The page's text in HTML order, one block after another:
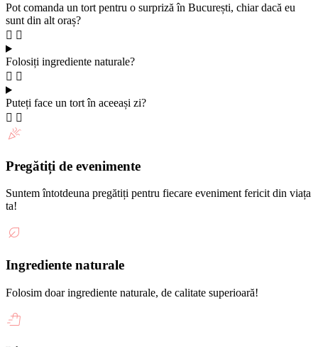
Pot comanda un tort pentru o surpriză în București, chiar dacă eu
sunt din alt oraș?
Folosiți ingrediente naturale?
Puteți face un tort în aceeași zi?
Pregătiți de evenimente
Suntem întotdeuna pregătiți pentru fiecare eveniment fericit din viața
ta!
Ingrediente naturale
Folosim doar ingrediente naturale, de calitate superioară!